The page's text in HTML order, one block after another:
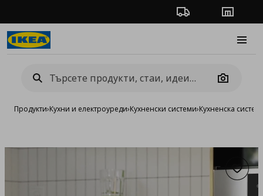
Проследяване на
Camera
Продукти›Кухни и електроуреди›Кухненски системи›Кухненска